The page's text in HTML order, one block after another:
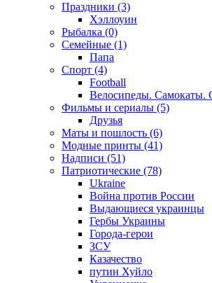
Праздники (3)
Хэллоуин
Рыбалка (0)
Семейные (1)
Папа
Спорт (4)
Football
Велосипеды. Самокаты.
Фильмы и сериалы (5)
Друзья
Маты и пошлость (6)
Модные принты (41)
Надписи (51)
Патриотические (78)
Ukraine
Война против России
Выдающиеся украинцы
Гербы Украины
Города-герои
ЗСУ
Казачество
путин Хуйло